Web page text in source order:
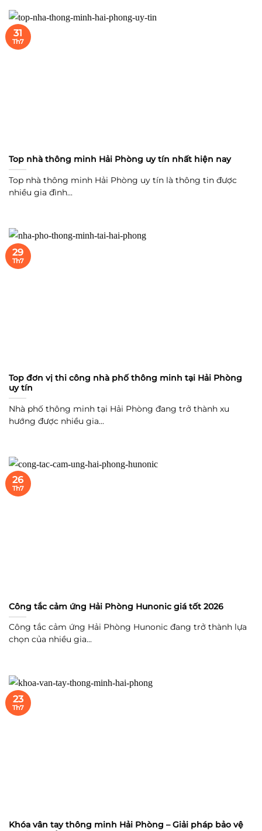
Top nhà thông minh Hải Phòng uy tín nhất hiện nay
Top nhà thông minh Hải Phòng uy tín là thông tin được
nhiều gia đình...
31
Th7
Top đơn vị thi công nhà phố thông minh tại Hải Phòng
uy tín
Nhà phố thông minh tại Hải Phòng đang trở thành xu
hướng được nhiều gia...
29
Th7
Công tắc cảm ứng Hải Phòng Hunonic giá tốt 2026
Công tắc cảm ứng Hải Phòng Hunonic đang trở thành lựa
chọn của nhiều gia...
26
Th7
Khóa vân tay thông minh Hải Phòng – Giải pháp bảo vệ
23
Th7